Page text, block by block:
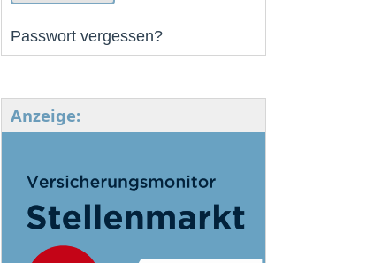
Passwort vergessen?
Anzeige: